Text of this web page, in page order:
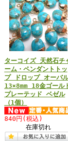
ターコイズ 天然石チ
ーム・ペンダントトッ
プ ドロップ オーバ
13×8mm 18金ゴール
プレーテッド ベゼル
（1個）
840円 (税込)
在庫切れ